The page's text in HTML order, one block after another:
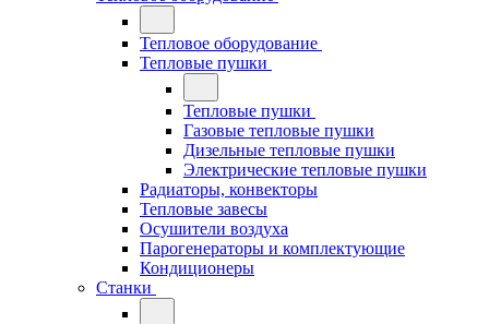
Тепловое оборудование
Тепловые пушки
Тепловые пушки
Газовые тепловые пушки
Дизельные тепловые пушки
Электрические тепловые пушки
Радиаторы, конвекторы
Тепловые завесы
Осушители воздуха
Парогенераторы и комплектующие
Кондиционеры
Станки